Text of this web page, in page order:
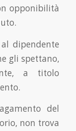
opponibilità
dipendente
gli spettano,
a titolo
del
non trova